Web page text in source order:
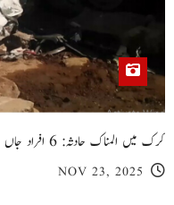
کرک میں المناک حادثہ: 6 افراد جاں بحق، متعدد زخمی
NOV 23, 2025